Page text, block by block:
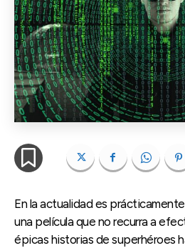
En la actualidad es
una película que no recurra a
épicas historias de superhéroes